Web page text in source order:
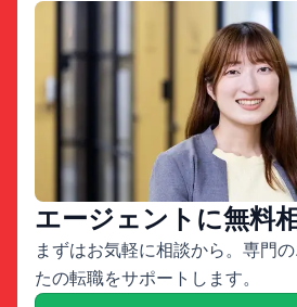
エージェントに無料
まずはお気軽に相談から。専門
たの転職をサポートします。